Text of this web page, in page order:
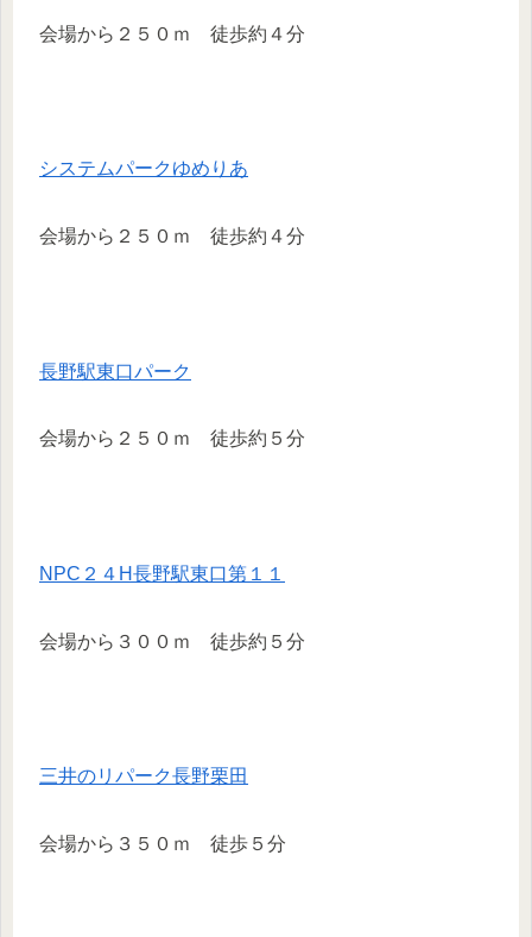
会場から２５０ｍ 徒歩約４分
システムパークゆめりあ
会場から２５０ｍ 徒歩約４分
長野駅東口パーク
会場から２５０ｍ 徒歩約５分
NPC２４H長野駅東口第１１
会場から３００ｍ 徒歩約５分
三井のリパーク長野栗田
会場から３５０ｍ 徒歩５分